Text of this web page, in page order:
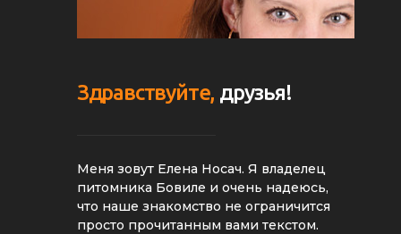
Здравствуйте, друзья!
Меня зовут Елена Носач. Я владелец
питомника Бовиле и очень надеюсь,
что наше знакомство не ограничится
просто прочитанным вами текстом.